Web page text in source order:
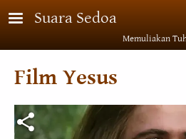
Lompat ke isi utama
Suara Sedoa
Memuliakan
Film Yesus